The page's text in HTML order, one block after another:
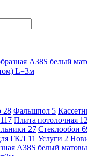
А38S белый
L=3м
28 Фальшпол 5
117 Плита потолочная 12
27 Стеклообои
ГКЛ 11 Услуги 2